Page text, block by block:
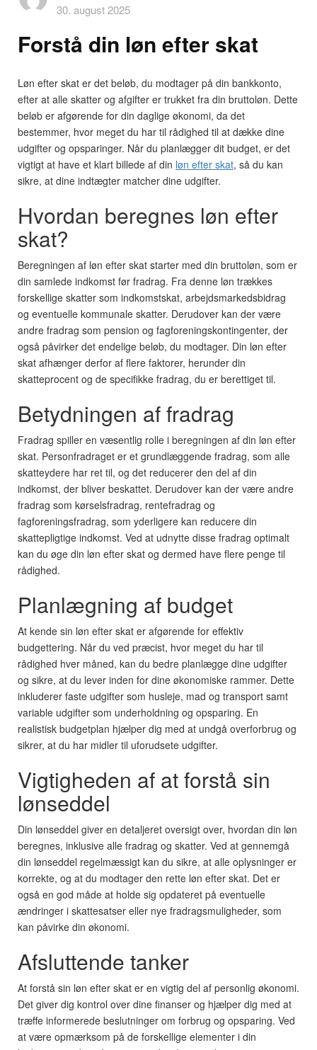
30. august 2025
Forstå din løn efter skat
Løn efter skat er det beløb, du modtager på din bankkonto,
efter at alle skatter og afgifter er trukket fra din bruttoløn. Dette
beløb er afgørende for din daglige økonomi, da det
bestemmer, hvor meget du har til rådighed til at dække dine
udgifter og opsparinger. Når du planlægger dit budget, er det
vigtigt at have et klart billede af din løn efter skat, så du kan
sikre, at dine indtægter matcher dine udgifter.
Hvordan beregnes løn efter
skat?
Beregningen af løn efter skat starter med din bruttoløn, som er
din samlede indkomst før fradrag. Fra denne løn trækkes
forskellige skatter som indkomstskat, arbejdsmarkedsbidrag
og eventuelle kommunale skatter. Derudover kan der være
andre fradrag som pension og fagforeningskontingenter, der
også påvirker det endelige beløb, du modtager. Din løn efter
skat afhænger derfor af flere faktorer, herunder din
skatteprocent og de specifikke fradrag, du er berettiget til.
Betydningen af fradrag
Fradrag spiller en væsentlig rolle i beregningen af din løn efter
skat. Personfradraget er et grundlæggende fradrag, som alle
skatteydere har ret til, og det reducerer den del af din
indkomst, der bliver beskattet. Derudover kan der være andre
fradrag som kørselsfradrag, rentefradrag og
fagforeningsfradrag, som yderligere kan reducere din
skattepligtige indkomst. Ved at udnytte disse fradrag optimalt
kan du øge din løn efter skat og dermed have flere penge til
rådighed.
Planlægning af budget
At kende sin løn efter skat er afgørende for effektiv
budgettering. Når du ved præcist, hvor meget du har til
rådighed hver måned, kan du bedre planlægge dine udgifter
og sikre, at du lever inden for dine økonomiske rammer. Dette
inkluderer faste udgifter som husleje, mad og transport samt
variable udgifter som underholdning og opsparing. En
realistisk budgetplan hjælper dig med at undgå overforbrug og
sikrer, at du har midler til uforudsete udgifter.
Vigtigheden af at forstå sin
lønseddel
Din lønseddel giver en detaljeret oversigt over, hvordan din løn
beregnes, inklusive alle fradrag og skatter. Ved at gennemgå
din lønseddel regelmæssigt kan du sikre, at alle oplysninger er
korrekte, og at du modtager den rette løn efter skat. Det er
også en god måde at holde sig opdateret på eventuelle
ændringer i skattesatser eller nye fradragsmuligheder, som
kan påvirke din økonomi.
Afsluttende tanker
At forstå sin løn efter skat er en vigtig del af personlig økonomi.
Det giver dig kontrol over dine finanser og hjælper dig med at
træffe informerede beslutninger om forbrug og opsparing. Ved
at være opmærksom på de forskellige elementer i din